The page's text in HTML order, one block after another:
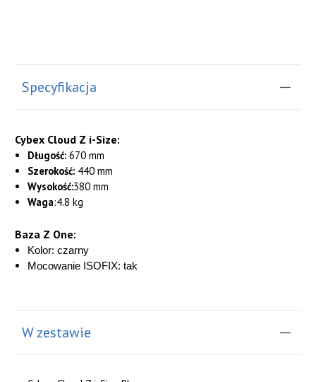
Specyfikacja
Cybex Cloud Z i-Size:
Długość:670 mm
Szerokość:440 mm
Wysokość:380 mm
Waga:4.8 kg
Baza Z One:
Kolor: czarny
Mocowanie ISOFIX: tak
W zestawie